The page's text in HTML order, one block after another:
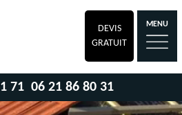
DEVIS
GRATUIT
MENU
71 06 21 86 80 31